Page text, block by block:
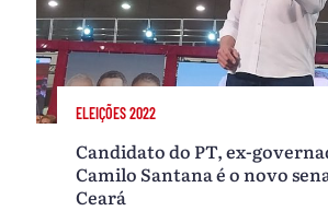
ELEIÇÕES 2022
Candidato do PT, ex-
Camilo Santana é o novo
Ceará